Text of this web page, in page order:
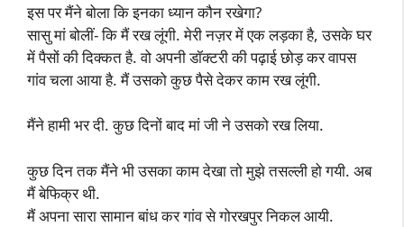
इस पर मैंने बोला कि इनका ध्यान कौन रखेगा?
सासु मां बोलीं- कि मैं रख लूंगी. मेरी नज़र में एक लड़का है, उसके घर
में पैसों की दिक्कत है. वो अपनी डॉक्टरी की पढ़ाई छोड़ कर वापस
गांव चला आया है. मैं उसको कुछ पैसे देकर काम रख लूंगी.
मैंने हामी भर दी. कुछ दिनों बाद मां जी ने उसको रख लिया.
कुछ दिन तक मैंने भी उसका काम देखा तो मुझे तसल्ली हो गयी. अब
मैं बेफिक्र थी.
मैं अपना सारा सामान बांध कर गांव से गोरखपुर निकल आयी.